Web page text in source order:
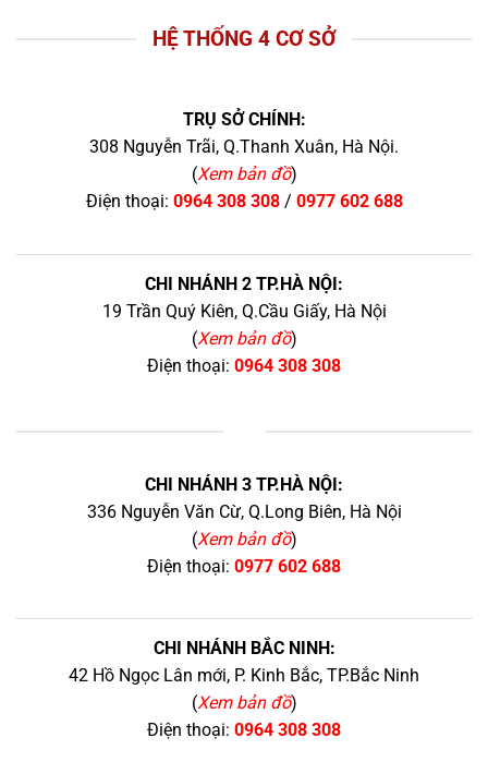
HỆ THỐNG 4 CƠ SỞ
TRỤ SỞ CHÍNH:
308 Nguyễn Trãi, Q.Thanh Xuân, Hà Nội.
(Xem bản đồ)
Điện thoại: 0964 308 308/ 0977 602 688
CHI NHÁNH 2 TP.HÀ NỘI:
19 Trần Quý Kiên, Q.Cầu Giấy, Hà Nội
(Xem bản đồ)
Điện thoại: 0964 308 308
CHI NHÁNH 3 TP.HÀ NỘI:
336 Nguyễn Văn Cừ, Q.Long Biên, Hà Nội
(Xem bản đồ)
Điện thoại: 0977 602 688
CHI NHÁNH BẮC NINH:
42 Hồ Ngọc Lân mới, P. Kinh Bắc, TP.Bắc Ninh
(Xem bản đồ)
Điện thoại: 0964 308 308